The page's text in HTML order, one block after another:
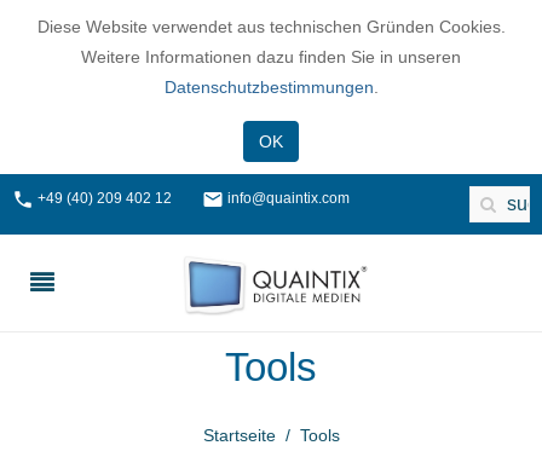
Diese Website verwendet aus technischen Gründen Cookies.
Weitere Informationen dazu finden Sie in unseren
Datenschutzbestimmungen
OK
+49 (40) 209 402 12 info@quaintix.com
Tools
Startseite Tools